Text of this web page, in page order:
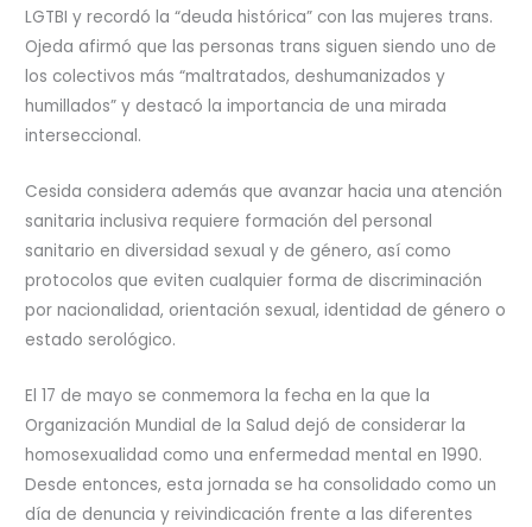
LGTBI y recordó la “deuda histórica” con las mujeres trans.
Ojeda afirmó que las personas trans siguen siendo uno de
los colectivos más “maltratados, deshumanizados y
humillados” y destacó la importancia de una mirada
interseccional.
Cesida considera además que avanzar hacia una atención
sanitaria inclusiva requiere formación del personal
sanitario en diversidad sexual y de género, así como
protocolos que eviten cualquier forma de discriminación
por nacionalidad, orientación sexual, identidad de género o
estado serológico.
El 17 de mayo se conmemora la fecha en la que la
Organización Mundial de la Salud dejó de considerar la
homosexualidad como una enfermedad mental en 1990.
Desde entonces, esta jornada se ha consolidado como un
día de denuncia y reivindicación frente a las diferentes